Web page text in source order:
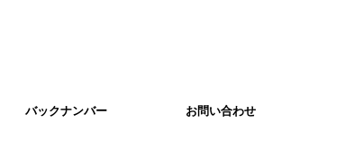
バックナンバー お問い合わせ